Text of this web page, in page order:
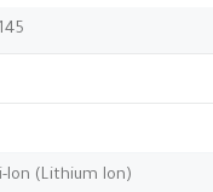
Ion (Lithium Ion)